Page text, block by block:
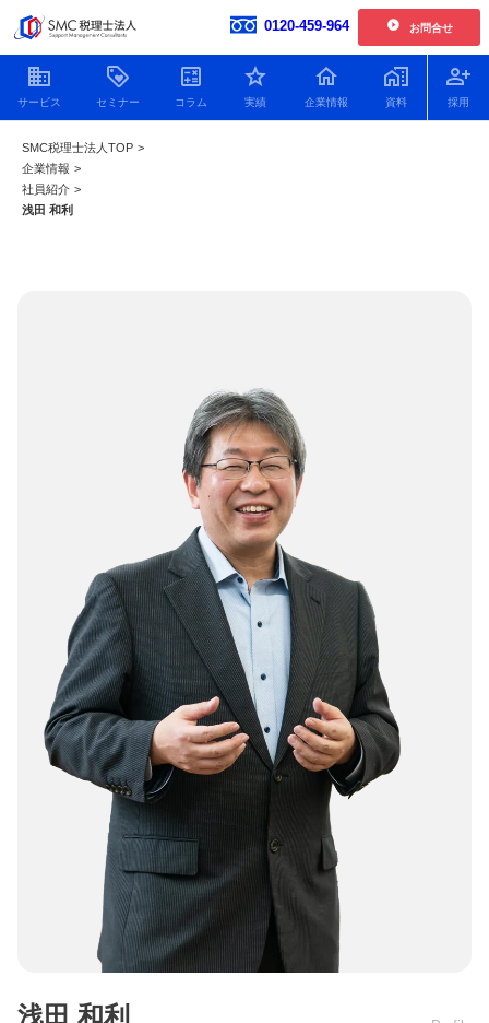
0120-459-964 お問合せ
顧問税理士をお探しの方
税理士変更をお考えの方
無申告を解消したい方
開催中の単発開催セミナー
【2026年6.7.8.11月開催】企業型確定拠出年金導入セミナー
【2026年9.10.11月開催 20期記念特別企画】中津川会計塾+ファイナンス
【2026年開催 第2期】銀行対応基礎講座(全5回)
【2026年開催】PAL共催：第3回日本一の決算書の読み方塾
保護中: 【2026年9.10.11月開催】第20期中津川会計塾
【2026年10.11.12月開催】第4回：節税セミナー 2025.11.14更新
【2026年開催】決算書の読み方セミナー 2025.11.13更新
【2026年開催】初心者さんの会社経営塾 2025.11.13更新
開催中の相談会
【新サービス開始】経営・資金繰り無料相談室のご案内
2026.07.06更新
動画で勉強する！
Youtube
SMC税理士法人の動画はこちら
Youtube
曽根康正の経営塾チャンネル
らけ！減らし方と注意点に
ついてわかりやすく解説！
役員借入金による資金調達
のメリット・デメリットと
返済以外の解消方法につい
て解説！
2025.7.30
経営改善トピック
経営情報コラム一覧
確定申告コラム
無申告コラム
顧問契約コラム
帳簿・決算書コラム
経営改善コラム
資金調達コラム
相続コラム
税務調査コラム
確定拠出年金コラム
企業情報
社員紹介
東京オフィス 名古屋オフィス
多治見オフィス 中津川オフィス
ブログ
曽根康正の経営塾
Youtube動画をまとめました
無料で資料ダウンロード
毎月最新情報をお届け
SMC税理士法人TOP >
企業情報 >
社員紹介 >
浅田 和利
浅田 和利